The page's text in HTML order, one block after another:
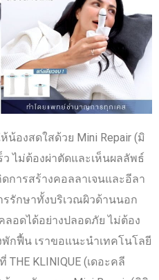
น้องสดใสด้วย Mini Repair (มิ
ไม่ต้องผ่าตัดและเห็นผลลัพธ์
การสร้างคอลลาเจนและอีลา
รักษาทั้งบริเวณผิวด้านนอก
ลอดได้อย่างปลอดภัย ไม่ต้อง
กฟื้น เราขอแนะนำเทคโนโลยี
KLINIQUE (เดอะคลี